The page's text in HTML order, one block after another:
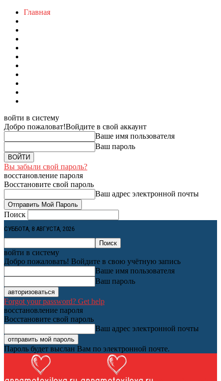
Главная
войти в систему
Добро пожаловат!Войдите в свой аккаунт
Ваше имя пользователя
Ваш пароль
Вы забыли свой пароль?
восстановление пароля
Восстановите свой пароль
Ваш адрес электронной почты
Поиск
СУББОТА, 8 АВГУСТА, 2026
войти в систему
Добро пожаловать! Войдите в свою учётную запись
Ваше имя пользователя
Ваш пароль
Forgot your password? Get help
восстановление пароля
Восстановите свой пароль
Ваш адрес электронной почты
Пароль будет выслан Вам по электронной почте.